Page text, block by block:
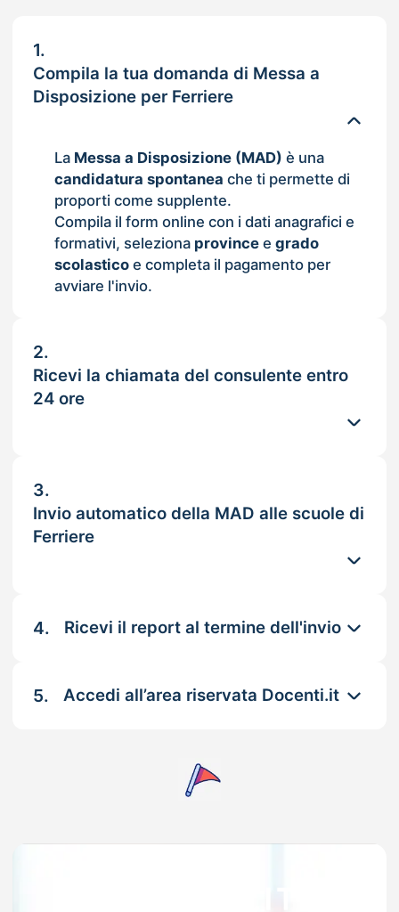
1.
Compila la tua domanda di Messa a
Disposizione per Ferriere
La Messa a Disposizione (MAD) è una
candidatura spontanea che ti permette di
proporti come supplente.
Compila il form online con i dati anagrafici e
formativi, seleziona provincee grado
scolasticoe completa il pagamento per
avviare l'invio.
2.
Ricevi la chiamata del consulente entro
24 ore
3.
Invio automatico della MAD alle scuole di
Ferriere
4. Ricevi il report al termine dell'invio
5. Accedi all’area riservata Docenti.it